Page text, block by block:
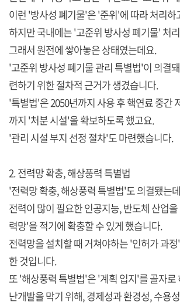
이런 '방사성 폐기물'은 '준위'에 따라 처리하
하지만 국내에는 '고준위 방사성 폐기물' 처
그래서 원전에 쌓아놓은 상태였는데요.
'고준위 방사성 폐기물 관리 특별법'이 의결
련하기 위한 절차적 근거가 생겼습니다.
'특별법'은 2050년까지 사용 후 핵연료 중간
까지 '처분 시설'을 확보하도록 했고요.
'관리 시설 부지 선정 절차'도 마련했습니다.
2. 전력망 확충, 해상풍력 특별법
'전력망 확충, 해상풍력 특별법'도 의결됐는
전력이 많이 필요한 인공지능, 반도체 산업
력망'을 적기에 확충할 수 있게 했습니다.
전력망을 설치할 때 거쳐야하는 '인허가 과
한 것입니다.
또 '해상풍력 특별법'은 '계획 입지'를 골자로
난개발을 막기 위해, 경제성과 환경성, 수용